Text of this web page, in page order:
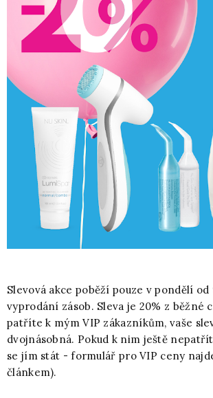
Slevová akce poběží pouze v pondělí
vyprodání zásob. Sleva je 20% z běžné
patříte k mým VIP zákazníkům, vaše
dvojnásobná. Pokud k nim ještě
se jím stát - formulář pro VIP ceny
článkem).